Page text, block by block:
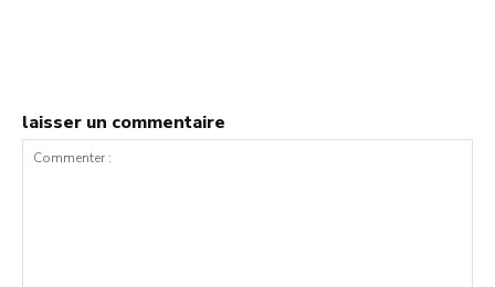
laisser un commentaire